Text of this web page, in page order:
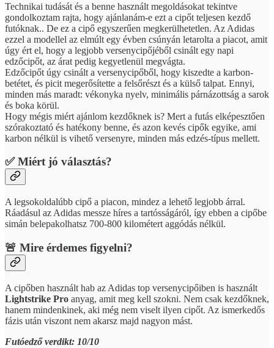
Technikai tudását és a benne használt megoldásokat tekintve
gondolkoztam rajta, hogy ajánlanám-e ezt a cipőt teljesen kezdő
futóknak.. De ez a cipő egyszerűen megkerülhetetlen. Az Adidas
ezzel a modellel az elmúlt egy évben csúnyán letarolta a piacot, amit
úgy ért el, hogy a legjobb versenycipőjéből csinált egy napi
edzőcipőt, az árat pedig kegyetlenül megvágta.
Edzőcipőt úgy csinált a versenycipőből, hogy kiszedte a karbon-
betétet, és picit megerősítette a felsőrészt és a külső talpat. Ennyi,
minden más maradt: vékonyka nyelv, minimális párnázottság a sarok
és boka körül.
Hogy mégis miért ajánlom kezdőknek is? Mert a futás elképesztően
szórakoztató és hatékony benne, és azon kevés cipők egyike, ami
karbon nélkül is vihető versenyre, minden más edzés-típus mellett.
✅ Miért jó választás?
A legsokoldalúbb cipő a piacon, mindez a lehető legjobb árral.
Ráadásul az Adidas messze híres a tartósságáról, így ebben a cipőbe
simán belepakolhatsz 700-800 kilométert aggódás nélkül.
🚨 Mire érdemes figyelni?
A cipőben használt hab az Adidas top versenycipőiben is használt
Lightstrike Pro anyag, amit meg kell szokni. Nem csak kezdőknek,
hanem mindenkinek, aki még nem viselt ilyen cipőt. Az ismerkedős
fázis után viszont nem akarsz majd nagyon mást.
Futóedző verdikt: 10/10